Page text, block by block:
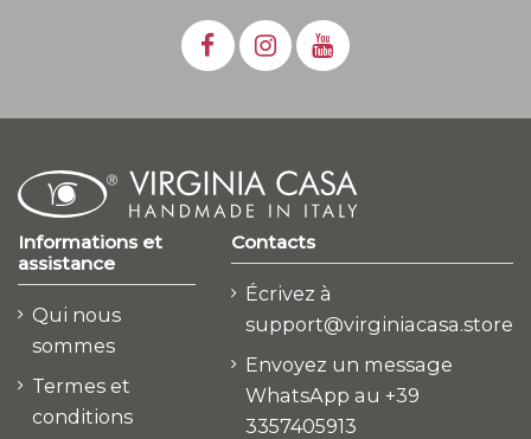
Informations et
assistance
Qui nous
sommes
Termes et
conditions
Contacts
Écrivez à
support@virginiacasa.store
Envoyez un message
WhatsApp au +39
3357405913